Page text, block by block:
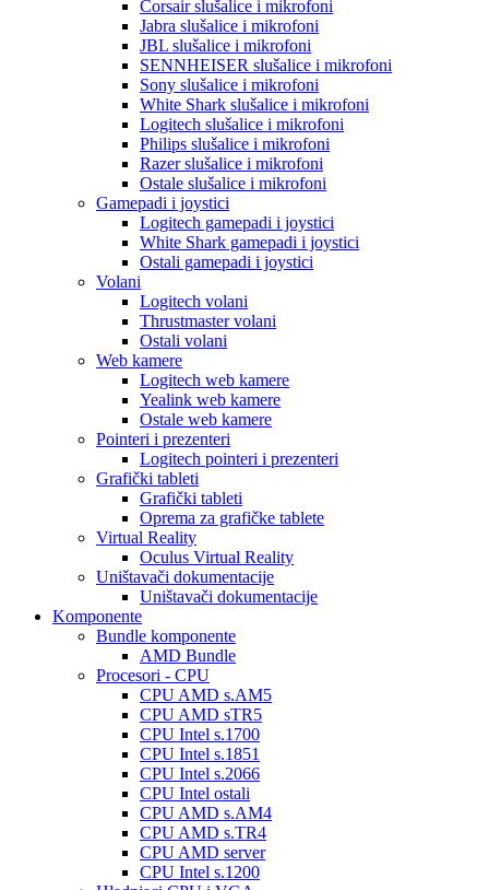
Corsair slušalice i mikrofoni
Jabra slušalice i mikrofoni
JBL slušalice i mikrofoni
SENNHEISER slušalice i mikrofoni
Sony slušalice i mikrofoni
White Shark slušalice i mikrofoni
Logitech slušalice i mikrofoni
Philips slušalice i mikrofoni
Razer slušalice i mikrofoni
Ostale slušalice i mikrofoni
Gamepadi i joystici
Logitech gamepadi i joystici
White Shark gamepadi i joystici
Ostali gamepadi i joystici
Volani
Logitech volani
Thrustmaster volani
Ostali volani
Web kamere
Logitech web kamere
Yealink web kamere
Ostale web kamere
Pointeri i prezenteri
Logitech pointeri i prezenteri
Grafički tableti
Grafički tableti
Oprema za grafičke tablete
Virtual Reality
Oculus Virtual Reality
Uništavači dokumentacije
Uništavači dokumentacije
Komponente
Bundle komponente
AMD Bundle
Procesori - CPU
CPU AMD s.AM5
CPU AMD sTR5
CPU Intel s.1700
CPU Intel s.1851
CPU Intel s.2066
CPU Intel ostali
CPU AMD s.AM4
CPU AMD s.TR4
CPU AMD server
CPU Intel s.1200